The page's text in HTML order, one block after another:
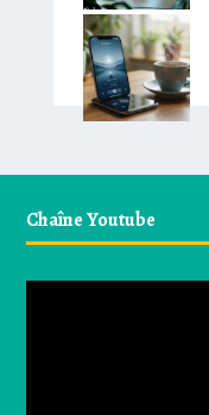
Chaîne Youtube